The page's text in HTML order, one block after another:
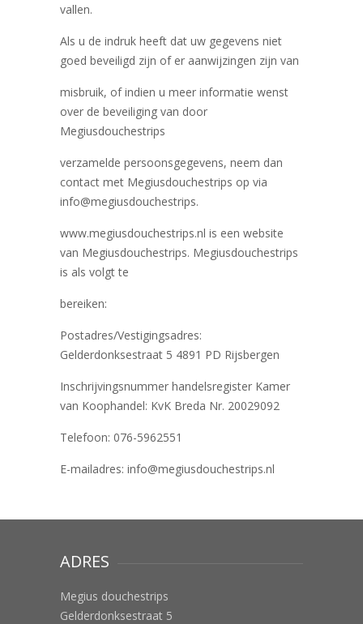
vallen.
Als u de indruk heeft dat uw gegevens niet
goed beveiligd zijn of er aanwijzingen zijn van
misbruik, of indien u meer informatie wenst
over de beveiliging van door
Megiusdouchestrips
verzamelde persoonsgegevens, neem dan
contact met Megiusdouchestrips op via
info@megiusdouchestrips.
www.megiusdouchestrips.nl is een website
van Megiusdouchestrips. Megiusdouchestrips
is als volgt te
bereiken:
Postadres/Vestigingsadres:
Gelderdonksestraat 5 4891 PD Rijsbergen
Inschrijvingsnummer handelsregister Kamer
van Koophandel: KvK Breda Nr. 20029092
Telefoon: 076-5962551
E-mailadres: info@megiusdouchestrips.nl
ADRES
Megius douchestrips
Gelderdonksestraat 5